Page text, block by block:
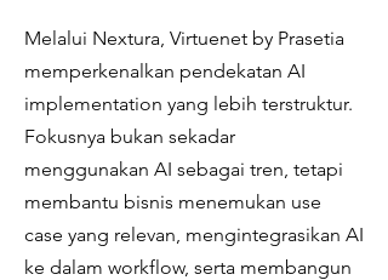
Melalui Nextura, Virtuenet by Prasetia
memperkenalkan pendekatan AI
implementation yang lebih terstruktur.
Fokusnya bukan sekadar
menggunakan AI sebagai tren, tetapi
membantu bisnis menemukan use
case yang relevan, mengintegrasikan AI
ke dalam workflow, serta membangun